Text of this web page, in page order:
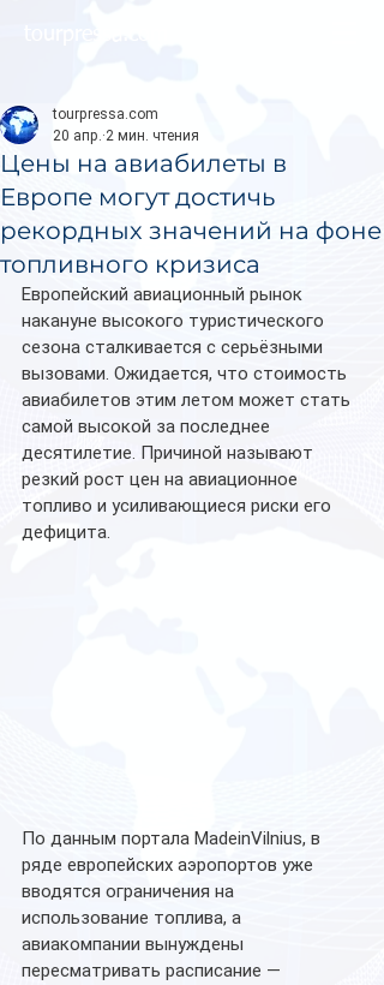
Цены на авиабилеты в
Европе могут достичь
рекордных значений на фоне
топливного кризиса
tourpressa.com
20 апр. 2 мин. чтения
Европейский авиационный рынок
накануне высокого туристического
сезона сталкивается с серьёзными
вызовами. Ожидается, что стоимость
авиабилетов этим летом может стать
самой высокой за последнее
десятилетие. Причиной называют
резкий рост цен на авиационное
топливо и усиливающиеся риски его
дефицита.
По данным портала MadeinVilnius, в
ряде европейских аэропортов уже
вводятся ограничения на
использование топлива, а
авиакомпании вынуждены
пересматривать расписание —